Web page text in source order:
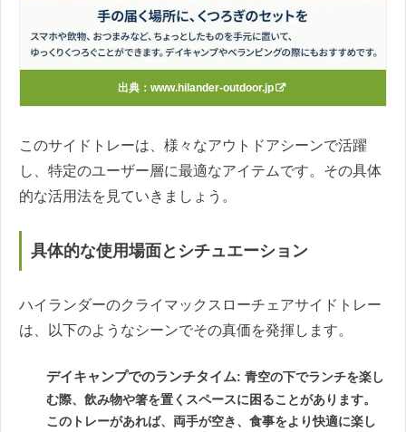
出典： www.hilander-outdoor.jp
このサイドトレーは、様々なアウトドアシーンで活躍
し、特定のユーザー層に最適なアイテムです。その具体
的な活用法を見ていきましょう。
具体的な使用場面とシチュエーション
ハイランダーのクライマックスローチェアサイドトレー
は、以下のようなシーンでその真価を発揮します。
デイキャンプでのランチタイム: 青空の下でランチを楽し
む際、飲み物や箸を置くスペースに困ることがあります。
このトレーがあれば、両手が空き、食事をより快適に楽し